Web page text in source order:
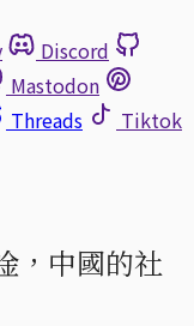
Discord
Mastodon
Threads
Tiktok
，中國的社